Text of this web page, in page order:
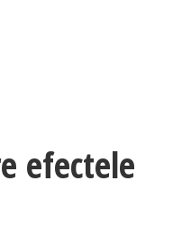
efectele